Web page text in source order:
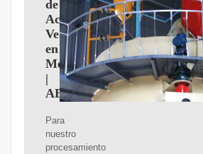
de
Aceites
Vegetales
en
México
|
AETH
Para
nuestro
procesamiento